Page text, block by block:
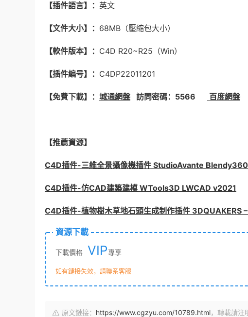
【插件語言】： 英文
【文件大小】： 68MB（壓縮包大小）
【軟件版本】： C4D R20~R25（Win）
【插件編号】： C4DP22011201
【免費下載】： 城通網盤 訪問密碼：5566 百度網盤
【推薦資源】
C4D插件-三維全景攝像機插件 StudioAvante
C4D插件-仿CAD建築建模 WTools3D LWCAD v2021
C4D插件-植物樹木草地石頭生成制作插件
資源下載
下載價格 VIP專享
如有鏈接失效，請聯系客服
原文鏈接： https://www.cgzyu.com/10789.html，轉載請注